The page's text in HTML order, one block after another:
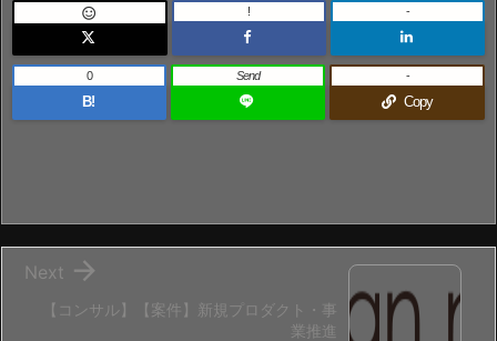
 ! -
B!
0 Send
Copy
-
【コンサル】【案件】新規プロダクト・事
業推進

Next